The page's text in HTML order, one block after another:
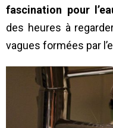
fascination pour
des heures à
vagues formées par